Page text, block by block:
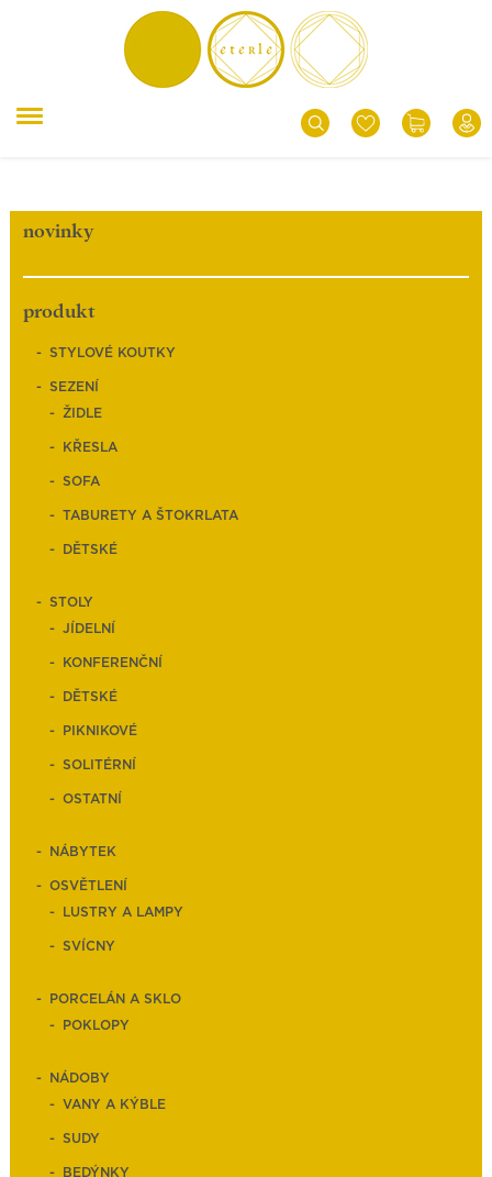
novinky
produkt
STYLOVÉ KOUTKY
SEZENÍ
ŽIDLE
KŘESLA
SOFA
TABURETY A ŠTOKRLATA
DĚTSKÉ
STOLY
JÍDELNÍ
KONFERENČNÍ
DĚTSKÉ
PIKNIKOVÉ
SOLITÉRNÍ
OSTATNÍ
NÁBYTEK
OSVĚTLENÍ
LUSTRY A LAMPY
SVÍCNY
PORCELÁN A SKLO
POKLOPY
NÁDOBY
VANY A KÝBLE
SUDY
BEDÝNKY